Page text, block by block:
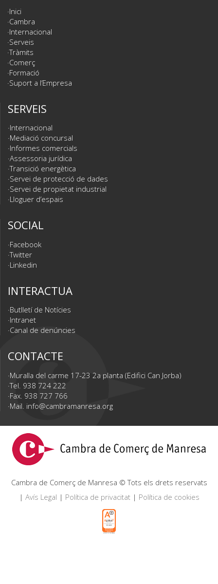
Inici
Cambra
Internacional
Serveis
Tràmits
Comerç
Formació
Suport a l’Empresa
SERVEIS
Internacional
Mediació concursal
Informes comercials
Assessoria jurídica
Transició energètica
Servei de protecció de dades
Servei de propietat industrial
Lloguer d’espais
SOCIAL
Facebook
Twitter
Linkedin
INTERACTUA
Butlletí de Notícies
Intranet
Canal de denúncies
CONTACTE
Muralla del carme 17-23 2a planta (Edifici Can Jorba)
Tel. 938 724 222
Fax. 938 727 766
Mail. info@cambramanresa.org
Cambra de Comerç de Manresa © Tots els drets reservats
| Avís Legal | Política de privacitat| Política de cookies